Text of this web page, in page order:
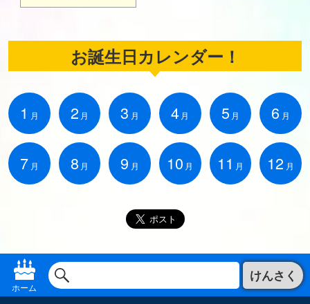
お誕生日カレンダー！
1 月 2 月 3 月 4 月 5 月 6 月
7 月 8 月 9 月 10 月 11 月 12 月
ホーム
けんさく